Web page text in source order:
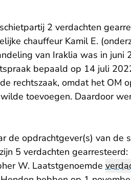
2 verdachten
chauffeur Kamil E.
van Iraklia was in
bepaald op 14 juli
rechtszaak, omdat het OM
toevoegen. Daardoor
de opdrachtgever(s) van de
5 verdachten gearresteerd:
W. Laatstgenoemde